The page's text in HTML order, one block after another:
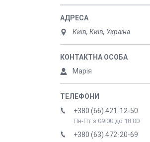
Київ, Київ, Україна
Марія
+380 (66) 421-12-50
Пн-Пт з 09:00 до 18:00
+380 (63) 472-20-69